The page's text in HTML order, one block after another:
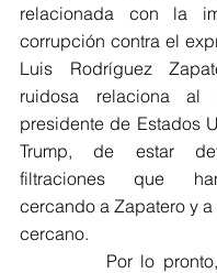
relacionada con la
corrupción contra el
Luis Rodríguez
ruidosa relaciona al
presidente de Estados
Trump, de estar
filtraciones que
cercando a Zapatero y
cercano.
Por lo pronto,